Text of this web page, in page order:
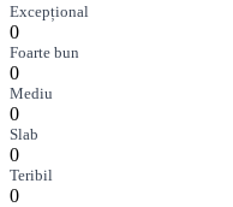
Excepțional
0
Foarte bun
0
Mediu
0
Slab
0
Teribil
0